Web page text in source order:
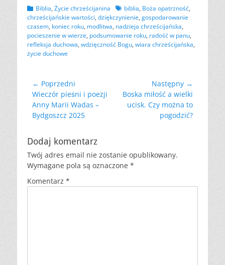
Kategorii
Biblia, Życie chrześcijanina Tagów
biblia, Boża opatrzność,
chrześcijańskie wartości, dziękczynienie, gospodarowanie
czasem, koniec roku, modlitwa, nadzieja chrześcijańska,
pocieszenie w wierze, podsumowanie roku, radość w panu,
refleksja duchowa, wdzięczność Bogu, wiara chrześcijańska,
życie duchowe
Nawigacja
wpisu
← Poprzedni
Poprzedni
wpis:
Wieczór pieśni i poezji
Anny Marii Wadas –
Bydgoszcz 2025
Następny →
Następny
wpis:
Boska miłość a wielki
ucisk. Czy można to
pogodzić?
Dodaj komentarz
Twój adres email nie zostanie opublikowany.
Wymagane pola są oznaczone *
Komentarz *